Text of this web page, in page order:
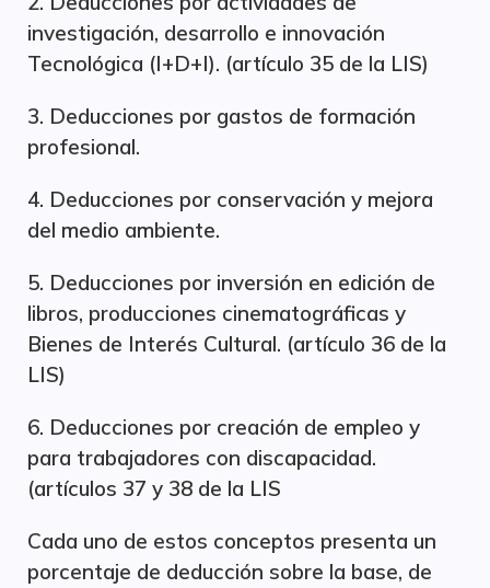
investigación, desarrollo e innovación
Tecnológica (I+D+I). (artículo 35 de la LIS)
3. Deducciones por gastos de formación
profesional.
4. Deducciones por conservación y mejora
del medio ambiente.
5. Deducciones por inversión en edición de
libros, producciones cinematográficas y
Bienes de Interés Cultural. (artículo 36 de la
LIS)
6. Deducciones por creación de empleo y
para trabajadores con discapacidad.
(artículos 37 y 38 de la LIS
Cada uno de estos conceptos presenta un
porcentaje de deducción sobre la base, de